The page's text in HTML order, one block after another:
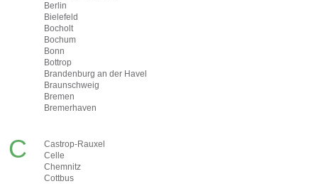
Berlin
Bielefeld
Bocholt
Bochum
Bonn
Bottrop
Brandenburg an der Havel
Braunschweig
Bremen
Bremerhaven
C
Castrop-Rauxel
Celle
Chemnitz
Cottbus